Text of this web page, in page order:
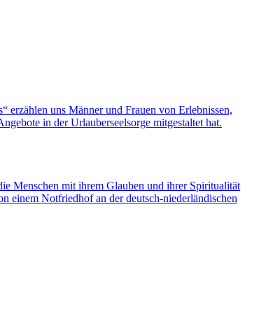
erzählen uns Männer und Frauen von Erlebnissen,
in der Urlauberseelsorge mitgestaltet hat.
Menschen mit ihrem Glauben und ihrer Spiritualität
einem Notfriedhof an der deutsch-niederländischen